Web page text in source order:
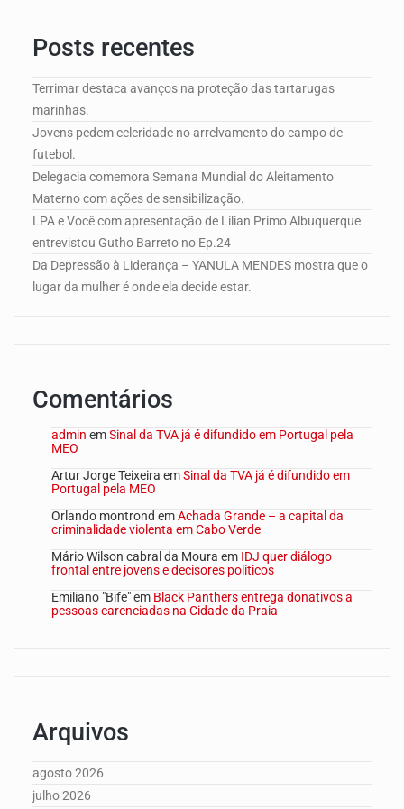
Posts recentes
Terrimar destaca avanços na proteção das tartarugas
marinhas.
Jovens pedem celeridade no arrelvamento do campo de
futebol.
Delegacia comemora Semana Mundial do Aleitamento
Materno com ações de sensibilização.
LPA e Você com apresentação de Lilian Primo Albuquerque
entrevistou Gutho Barreto no Ep.24
Da Depressão à Liderança – YANULA MENDES mostra que o
lugar da mulher é onde ela decide estar.
Comentários
admin emSinal da TVA já é difundido em Portugal pela
MEO
Artur Jorge Teixeira emSinal da TVA já é difundido em
Portugal pela MEO
Orlando montrond emAchada Grande – a capital da
criminalidade violenta em Cabo Verde
Mário Wilson cabral da Moura em IDJ quer diálogo
frontal entre jovens e decisores políticos
Emiliano "Bife"em Black Panthers entrega donativos a
pessoas carenciadas na Cidade da Praia
Arquivos
agosto 2026
julho 2026